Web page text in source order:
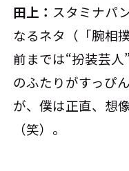
田上： スタミナパ
なるネタ（「腕相
前までは“扮装芸
のふたりがすっぴ
が、僕は正直、想
（笑）。